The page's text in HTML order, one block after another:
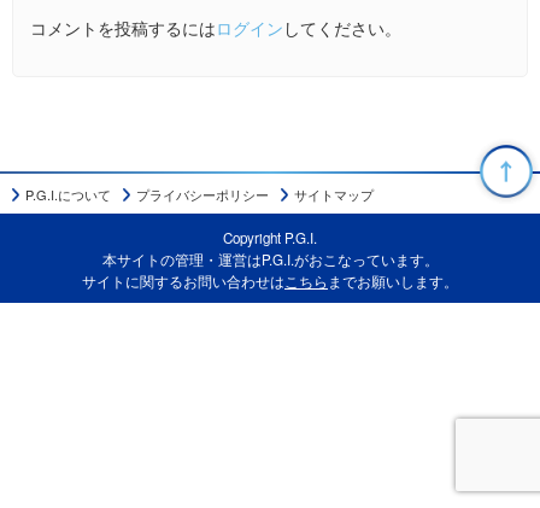
コメントを投稿するにはログイン してください。
P.G.I.について プライバシーポリシー サイトマップ
Copyright P.G.I.
本サイトの管理・運営はP.G.I.がおこなっています。
サイトに関するお問い合わせはこちら までお願いします。